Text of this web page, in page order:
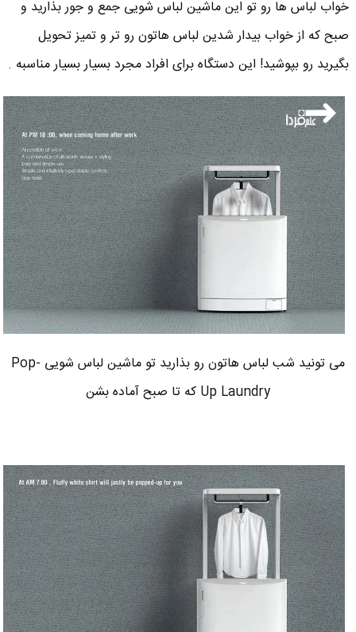
خواب لباس ها رو تو این ماشین لباس شویی جمع و جور بذارید و
صبح که از خواب بیدار شدین لباس هاتون رو تر و تمیز تحویل
بگیرید رو بپوشید! این دستگاه برای افراد مجرد بسیار بسیار مناسبه .
می تونید شب لباس هاتون رو بذارید تو ماشین لباس شویی Pop-
Up Laundry که تا صبح آماده بشن